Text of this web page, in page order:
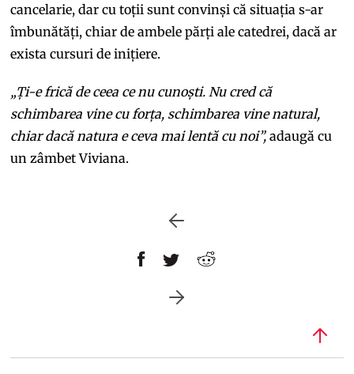
cancelarie, dar cu toții sunt convinși că situația s-ar
îmbunătăți, chiar de ambele părți ale catedrei, dacă ar
exista cursuri de inițiere.
„Ți-e frică de ceea ce nu cunoști. Nu cred că
schimbarea vine cu forța, schimbarea vine natural,
chiar dacă natura e ceva mai lentă cu noi”, adaugă cu
un zâmbet Viviana.